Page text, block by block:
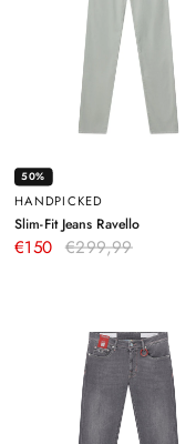
50%
HANDPICKED
Slim-Fit Jeans Ravello–
€150 €299,99